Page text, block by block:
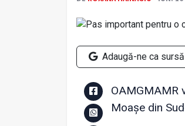
Adaugă-ne ca
OAMGMAMR
Moașe din